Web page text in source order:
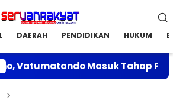
DAERAH PENDIDIKAN HUKUM
Masuk Tahap Penilaian